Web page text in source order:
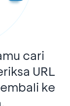
cari
URL
ke